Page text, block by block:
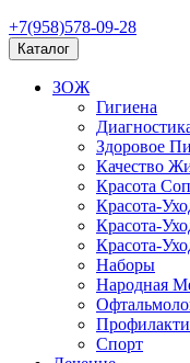
+7(958)578-09-28
Каталог
ЗОЖ
Гигиена
Здоровое
Качество
Красота
Красота-
Красота-
Красота-
Наборы
Народная
Спорт